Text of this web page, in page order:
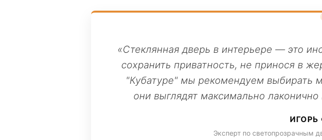
«Стеклянная дверь в интерьере — это
сохранить приватность, не принося в
"Кубатуре" мы рекомендуем выбирать
они выглядят максимально
Эксперт по светопрозрачным